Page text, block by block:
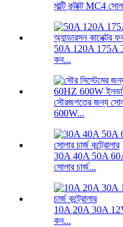
মাল্টি কন্টাক্ট MC4
50A 120A 175A
কন...
সৌরজগতের জন্য
600W...
30A 40A 50A
সোলার চার্জ...
10A 20A 30A 12V
কন...